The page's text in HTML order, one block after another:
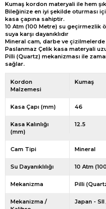
Kumaş kordon materyali ile hem
Bileğinize en iyi şekilde oturması
kasa çapına sahiptir.
10 Atm (100 Metre) su geçirmezlik
suya karşı dayanıklıdır
Mineral cam, darbe ve
Paslanmaz Çelik kasa materyali
Pilli (Quartz) mekanizması ile
sağlar.
Kordon
Malzemesi
Kumaş
Kasa Çapı (mm) 46
Kasa Kalınlığı
(mm)
12.5
Cam Tipi Mineral
Su Dayanıklılığı 10 Atm
Mekanizma Pilli
Mekanizma /
Japan - SII